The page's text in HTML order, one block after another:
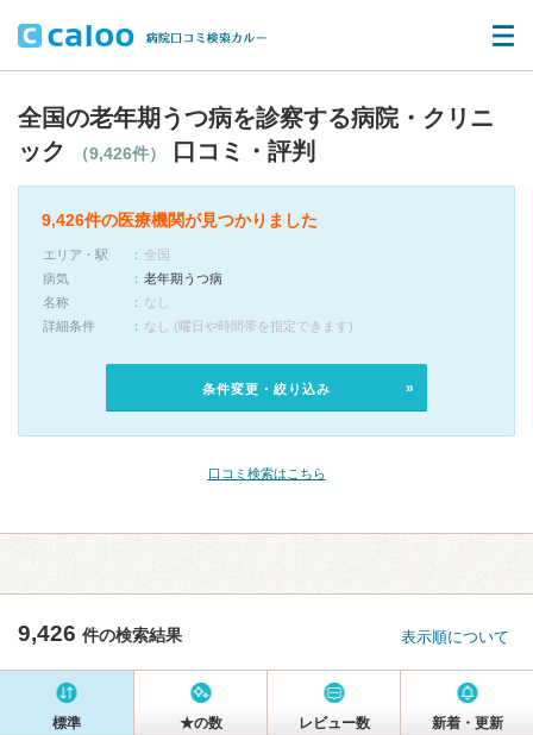
全国の老年期うつ病を診察する病院・クリニ
ック
（9,426件） 口コミ・評判
9,426件の医療機関が見つかりました
エリア・駅
全国
病気
老年期うつ病
名称
なし
詳細条件
なし (曜日や時間帯を指定できます)
条件変更・絞り込み
口コミ検索はこちら
9,426 件の検索結果 表示順について
標準 ★の数 レビュー数 新着・更新